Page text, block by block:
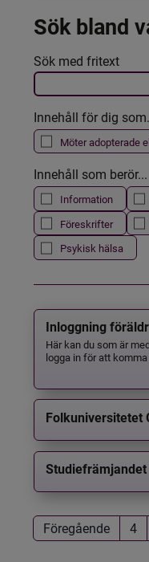
Sök bland
Filtrera resultatet
Det här formuläret
Sök med fritext
Innehåll för dig
Möter adopterade
Innehåll som berör...
Information
Föreskrifter
Psykisk hälsa
Inloggning
Här kan du som är
logga in för att
Folkuniversitetet
Studiefrämjandet
Föregående 4